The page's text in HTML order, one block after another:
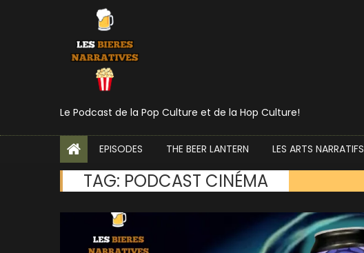
Le Podcast de la Pop Culture et de la Hop Culture!
EPISODES THE BEER LANTERN LES ARTS NARRATIFS
TAG: PODCAST CINÉMA